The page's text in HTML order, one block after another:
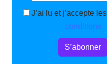
J’ai lu et j’accepte les
conditions
S’abonner